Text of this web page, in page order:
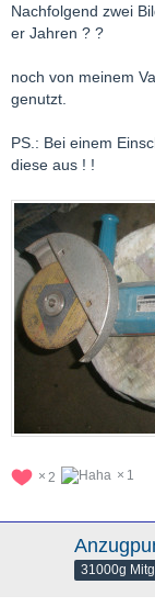
Nachfolgend zwei
er Jahren ? ?
noch von meinem
genutzt.
PS.: Bei einem
diese aus ! !
2 1
31000g